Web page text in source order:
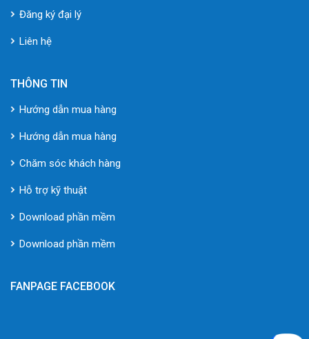
Đăng ký đại lý
Liên hệ
THÔNG TIN
Hướng dẫn mua hàng
Hướng dẫn mua hàng
Chăm sóc khách hàng
Hỗ trợ kỹ thuật
Download phần mềm
Download phần mềm
FANPAGE FACEBOOK